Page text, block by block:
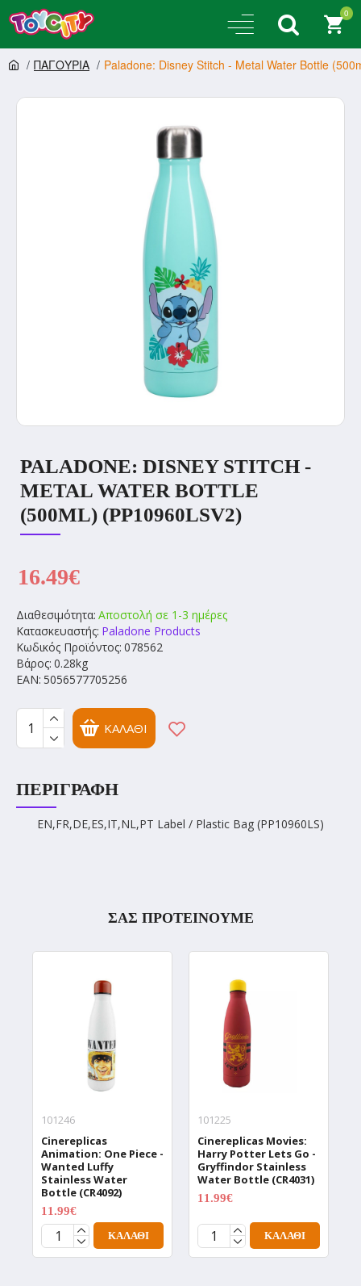
0
ΠΑΓΟΥΡΙΑ Paladone: Disney Stitch - Metal Water Bottle
PALADONE: DISNEY STITCH -
METAL WATER BOTTLE
(500ML) (PP10960LSV2)
Διαθεσιμότητα: Αποστολή σε 1-3 ημέρες
Κατασκευαστής: Paladone Products
Κωδικός Προϊόντος: 078562
Βάρος: 0.28kg
EAN: 5056577705256
16.49€
ΚΑΛΆΘΙ
ΠΕΡΙΓΡΑΦΉ
EN,FR,DE,ES,IT,NL,PT Label / Plastic Bag (PP10960LS)
ΣΑΣ ΠΡΟΤΕΙΝΟΥΜΕ
101246
Cinereplicas
Animation: One Piece -
Wanted Luffy
Stainless Water
Bottle (CR4092)
11.99€
ΚΑΛΆΘΙ
101225
Cinereplicas Movies:
Harry Potter Lets Go -
Gryffindor Stainless
Water Bottle (CR4031)
11.99€
ΚΑΛΆΘΙ